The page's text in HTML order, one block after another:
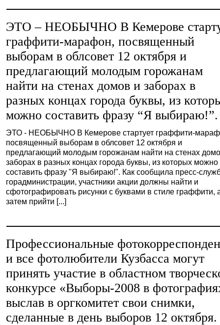
ЭТО – НЕОБЫЧНО В Кемерове
граффити-марафон, посвященный
выборам в облсовет 12 октября и
предлагающий молодым горожанам
найти на стенах домов и заборах в
разных концах города буквы, из
можно составить фразу “Я выбираю!”.
ЭТО - НЕОБЫЧНО В Кемерове стартует граффити-
посвященный выборам в облсовет 12 октября и
предлагающий молодым горожанам найти на стенах
заборах в разных концах города буквы, из которых можно
составить фразу "Я выбираю!". Как сообщила пресс-
горадминистрации, участники акции должны найти и
сфотографировать рисунки с буквами в стиле граффити,
затем прийти [...]
Профессиональные
и все фотолюбители Кузбасса могут
принять участие в областном
конкурсе «Выборы-2008 в
выслав в оргкомитет свои снимки,
сделанные в день выборов 12 октября.